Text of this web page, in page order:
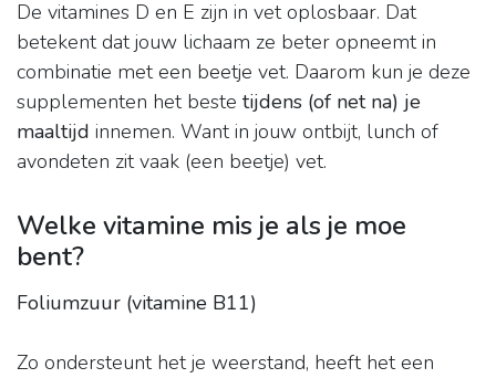
De vitamines D en E zijn in vet oplosbaar. Dat
betekent dat jouw lichaam ze beter opneemt in
combinatie met een beetje vet. Daarom kun je deze
supplementen het beste tijdens (of net na) je
maaltijd innemen. Want in jouw ontbijt, lunch of
avondeten zit vaak (een beetje) vet.
Welke vitamine mis je als je moe
bent?
Foliumzuur (vitamine B11)
Zo ondersteunt het je weerstand, heeft het een